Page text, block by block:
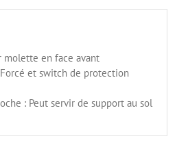
molette en face avant
et switch de protection
: Peut servir de support au sol